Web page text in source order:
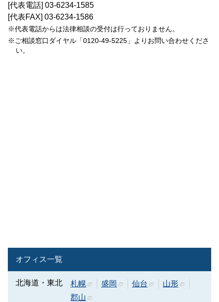
[代表電話] 03-6234-1585
[代表FAX] 03-6234-1586
※代表電話からは法律相談の受付は行っておりません。
※ご相談窓口ダイヤル「0120-49-5225 」よりお問い合わせくださ
い。
オフィス一覧
北海道・東北 札幌 盛岡 仙台
山形
郡山